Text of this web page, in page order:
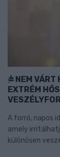
NEM VÁRT
EXTRÉM
A forró, napos
amely
különösen